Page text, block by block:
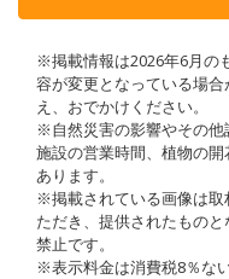
※掲載情報は2026年6月の
容が変更となっている場
え、おでかけください。
※自然災害の影響やその他
施設の営業時間、植物の
あります。
※掲載されている画像は
ただき、提供されたもの
禁止です。
※表示料金は消費税8％な